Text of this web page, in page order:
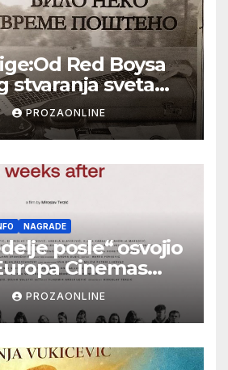
Red Boysa
stvaranja sveta
pošteno)
Sremca,
godine,
PROZAONLINE
NAGRADE
posle“ osvojio
Cinemas
festivalu
Varima
PROZAONLINE